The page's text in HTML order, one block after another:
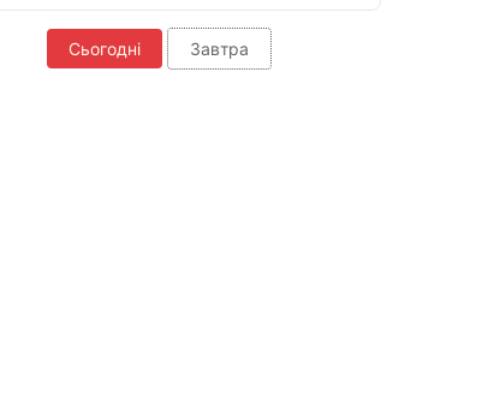
Сьогодні Завтра